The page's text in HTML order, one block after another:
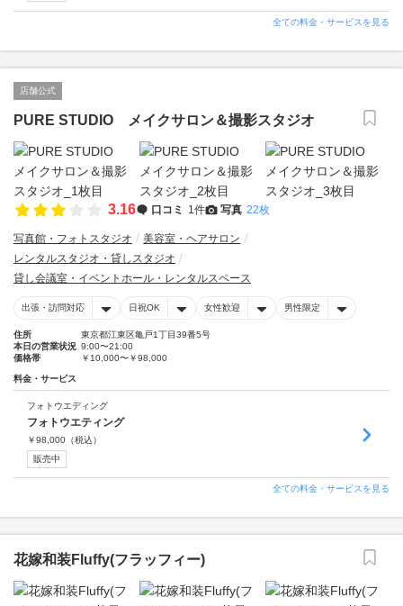
全ての料金・サービスを見る
店舗公式
PURE STUDIO メイクサロン＆撮影スタジオ
3.16 口コミ 1件 写真 22枚
写真館・フォトスタジオ
美容室・ヘアサロン
レンタルスタジオ・貸しスタジオ
貸し会議室・イベントホール・レンタルスペース
出張・訪問対応 日祝OK 女性歓迎 男性限定
住所
東京都江東区亀戸1丁目39番5号
本日の営業状況 9:00〜21:00
価格帯
￥10,000〜￥98,000
料金・サービス
フォトウエディング
フォトウエティング
￥98,000 （税込）
販売中
全ての料金・サービスを見る
花嫁和装Fluffy(フラッフィー)